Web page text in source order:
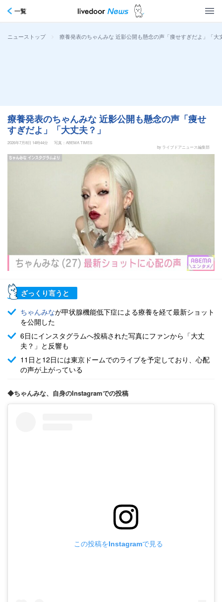
一覧
ニューストップ > 療養発表のちゃんみな 近影公開も懸念の声「痩せすぎだよ」「大
療養発表のちゃんみな 近影公開も懸念の声「痩せ
すぎだよ」「大丈夫？」
2026年7月8日 14時44分
写真：ABEMA TIMES
by ライブドアニュース編集部
ざっくり言うと
ちゃんみなが甲状腺機能低下症による療養を経て最新ショット
を公開した
6日にインスタグラムへ投稿された写真にファンから「大丈
夫？」と反響も
11日と12日には東京ドームでのライブを予定しており、心配
の声が上がっている
◆ちゃんみな、自身のInstagramでの投稿
この投稿をInstagramで見る